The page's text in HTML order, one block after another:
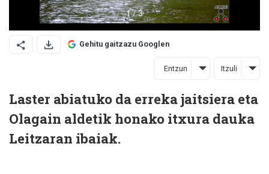
Gehitu gaitzazu Googlen
Entzun Itzuli
Laster abiatuko da erreka jaitsiera eta
Olagain aldetik honako itxura dauka
Leitzaran ibaiak.